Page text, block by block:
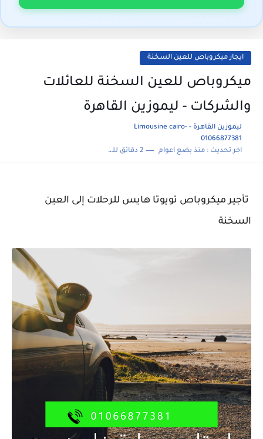
ايجار ميكروباص للعين السخنة
ميكروباص للعين السخنة للعائلات
والشركات - ليموزين القاهرة
ليموزين القاهرة - Limousine cairo-
01066877381
اخر تحديث :منذ بضع اعوام 2 دقائق للقراءة
تأجير ميكروباص تويوتا هايس للرحلات إلى العين
السخنة